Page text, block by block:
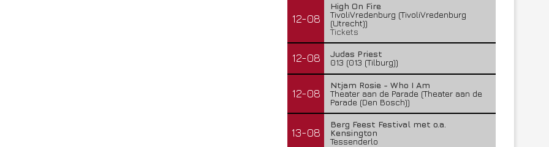
12-08
High On Fire
TivoliVredenburg (TivoliVredenburg
(Utrecht))
Tickets
12-08
Judas Priest
013 (013 (Tilburg))
12-08
Ntjam Rosie - Who I Am
Theater aan de Parade (Theater aan de
Parade (Den Bosch))
13-08
Berg Feest Festival met o.a.
Kensington
Tessenderlo